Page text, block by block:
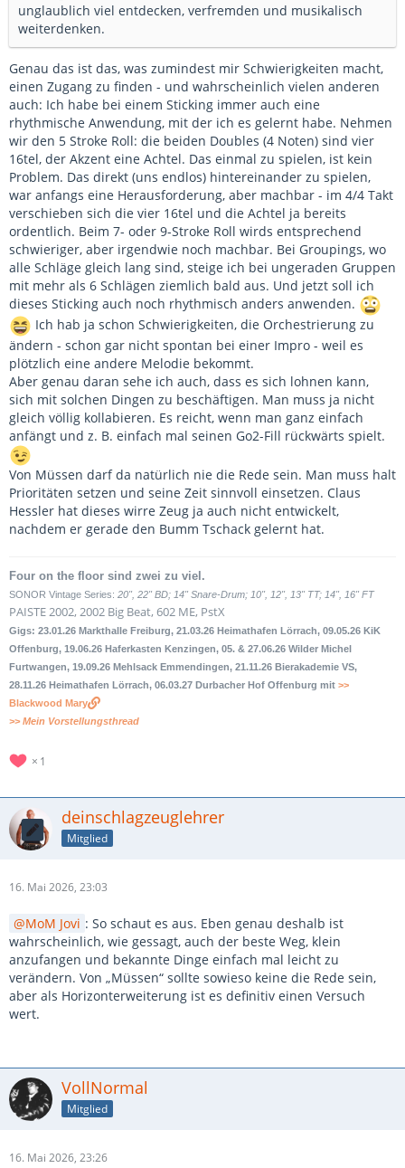
unglaublich viel entdecken, verfremden und musikalisch
weiterdenken.
Genau das ist das, was zumindest mir Schwierigkeiten macht,
einen Zugang zu finden - und wahrscheinlich vielen anderen
auch: Ich habe bei einem Sticking immer auch eine
rhythmische Anwendung, mit der ich es gelernt habe. Nehmen
wir den 5 Stroke Roll: die beiden Doubles (4 Noten) sind vier
16tel, der Akzent eine Achtel. Das einmal zu spielen, ist kein
Problem. Das direkt (uns endlos) hintereinander zu spielen,
war anfangs eine Herausforderung, aber machbar - im 4/4 Takt
verschieben sich die vier 16tel und die Achtel ja bereits
ordentlich. Beim 7- oder 9-Stroke Roll wirds entsprechend
schwieriger, aber irgendwie noch machbar. Bei Groupings, wo
alle Schläge gleich lang sind, steige ich bei ungeraden Gruppen
mit mehr als 6 Schlägen ziemlich bald aus. Und jetzt soll ich
dieses Sticking auch noch rhythmisch anders anwenden.
Ich hab ja schon Schwierigkeiten, die Orchestrierung zu
ändern - schon gar nicht spontan bei einer Impro - weil es
plötzlich eine andere Melodie bekommt.
Aber genau daran sehe ich auch, dass es sich lohnen kann,
sich mit solchen Dingen zu beschäftigen. Man muss ja nicht
gleich völlig kollabieren. Es reicht, wenn man ganz einfach
anfängt und z. B. einfach mal seinen Go2-Fill rückwärts spielt.
Von Müssen darf da natürlich nie die Rede sein. Man muss halt
Prioritäten setzen und seine Zeit sinnvoll einsetzen. Claus
Hessler hat dieses wirre Zeug ja auch nicht entwickelt,
nachdem er gerade den Bumm Tschack gelernt hat.
Four on the floor sind zwei zu viel.
SONOR Vintage Series: 20", 22" BD; 14" Snare-Drum; 10", 12", 13" TT; 14", 16" FT
PAISTE 2002, 2002 Big Beat, 602 ME, PstX
Gigs: 23.01.26 Markthalle Freiburg, 21.03.26 Heimathafen Lörrach, 09.05.26 KiK
Offenburg, 19.06.26 Haferkasten Kenzingen, 05. & 27.06.26 Wilder Michel
Furtwangen, 19.09.26 Mehlsack Emmendingen, 21.11.26 Bierakademie VS,
28.11.26 Heimathafen Lörrach, 06.03.27 Durbacher Hof Offenburg mit >>
Blackwood Mary
>> Mein Vorstellungsthread
1
deinschlagzeuglehrer
Mitglied
16. Mai 2026, 23:03
MoM Jovi : So schaut es aus. Eben genau deshalb ist
wahrscheinlich, wie gessagt, auch der beste Weg, klein
anzufangen und bekannte Dinge einfach mal leicht zu
verändern. Von „Müssen“ sollte sowieso keine die Rede sein,
aber als Horizonterweiterung ist es definitiv einen Versuch
wert.
VollNormal
Mitglied
16. Mai 2026, 23:26